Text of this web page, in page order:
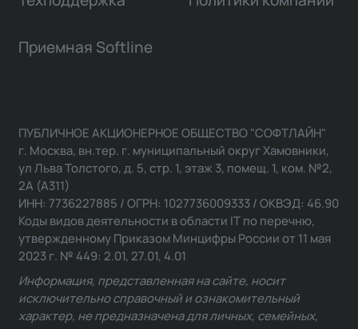
Приемная Softline
ПУБЛИЧНОЕ АКЦИОНЕРНОЕ ОБЩЕСТВО "СОФТЛАЙН"
г. Москва, вн.тер. г. муниципальный округ Хамовники,
ул Льва Толстого, д. 5, стр. 1, этаж 3, помещ. 1, ком. №2,
2А (А311)
ИНН: 7736227885 / ОГРН: 1027736009333 / ОКВЭД: 46.90
Коды видов деятельности в области IT по перечню,
утвержденному Приказом Минцифры России от 11 мая
2023 г. № 449: 2.01, 27.01, 4.01
Информация, представленная на сайте, носит
исключительно справочный и ознакомительный
характер, не предназначена для личных, семейных,